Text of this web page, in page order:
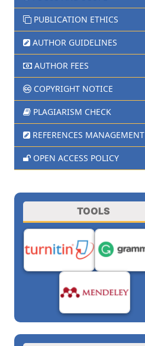
PUBLICATION ETHICS
AUTHOR GUIDELINES
AUTHOR FEES
COPYRIGHT NOTICE
PLAGIARISM CHECK
REFERENCES MANAGEMENT
OPEN ACCESS POLICY
TOOLS